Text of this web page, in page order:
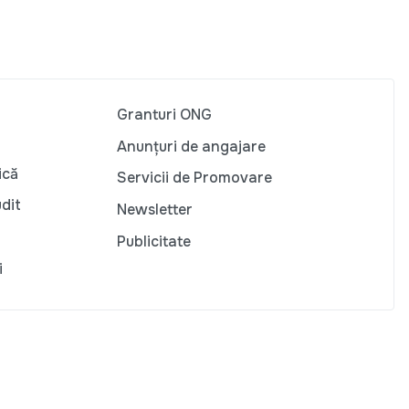
Granturi ONG
Anunțuri de angajare
Servicii de Promovare
Newsletter
Publicitate